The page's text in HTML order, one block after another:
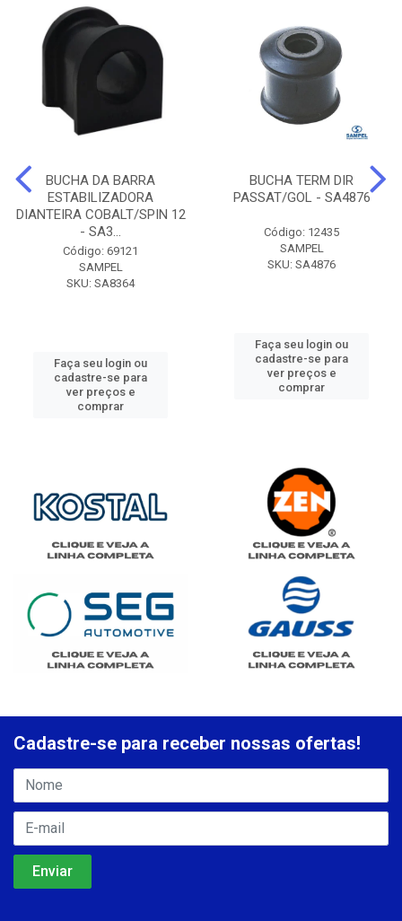
BUCHA DA BARRA
ESTABILIZADORA
DIANTEIRA COBALT/SPIN 12
- SA3...
Código: 69121
SAMPEL
SKU: SA8364
Faça seu login ou
cadastre-se para
ver preços e
comprar
BUCHA TERM DIR
PASSAT/GOL - SA4876
Código: 12435
SAMPEL
SKU: SA4876
Faça seu login ou
cadastre-se para
ver preços e
comprar
Cadastre-se para receber nossas ofertas!